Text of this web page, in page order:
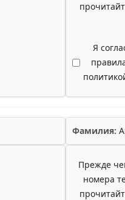
Я
Фамилия:
Прежде
номера